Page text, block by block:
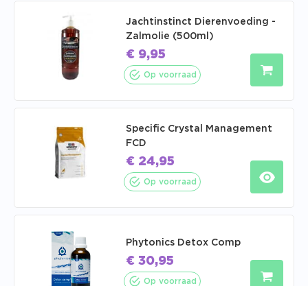
Jachtinstinct Dierenvoeding -
Zalmolie (500ml)
€ 9,95
Op voorraad
Specific Crystal Management
FCD
€ 24,95
Op voorraad
Phytonics Detox Comp
€ 30,95
Op voorraad